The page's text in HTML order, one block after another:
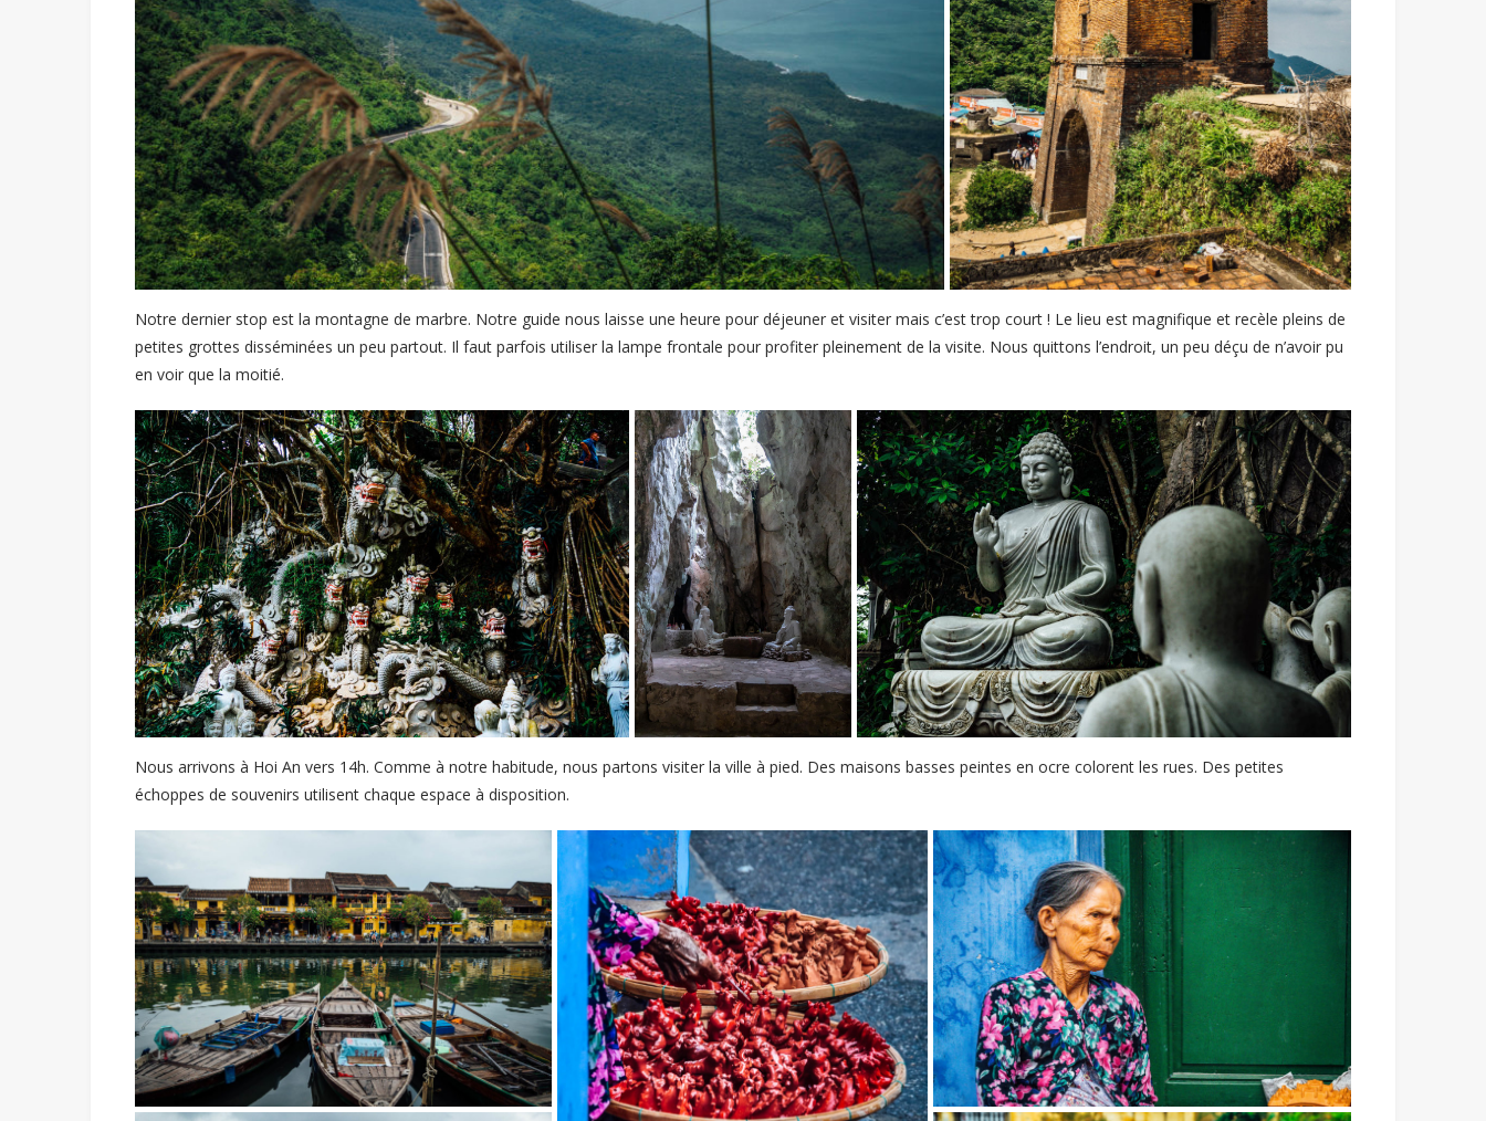
Notre dernier stop est la montagne de marbre. Notre guide nous laisse une heure pour déjeuner et visiter mais c’est trop court ! Le lieu est magnifique et recèle pleins de
petites grottes disséminées un peu partout. Il faut parfois utiliser la lampe frontale pour profiter pleinement de la visite. Nous quittons l’endroit, un peu déçu de n’avoir pu
en voir que la moitié.
Nous arrivons à Hoi An vers 14h. Comme à notre habitude, nous partons visiter la ville à pied. Des maisons basses peintes en ocre colorent les rues. Des petites
échoppes de souvenirs utilisent chaque espace à disposition.